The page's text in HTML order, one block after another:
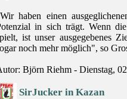
haben einen
in sich trägt. Wenn
ist unser ausgegebenes
noch mehr möglich", so
Björn Riehm - Dienstag,
SirJucker in Kazan